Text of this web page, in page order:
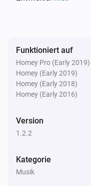
3FM : http://
Radio 4 : http://
Radio 5 : http://
3FM Serious Talent
3FM Alternative :
alternative-mp3
Sky Radio 101 FM :
Funktioniert auf
Homey Pro (Early 2019)
Homey (Early 2019)
Homey (Early 2018)
Homey (Early 2016)
Version
1.2.2
Kategorie
Musik